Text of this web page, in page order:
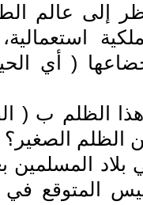
إلى عالم
( أي
الظلم ب (
الظلم الصغير؟
المسلمين
المتوقع